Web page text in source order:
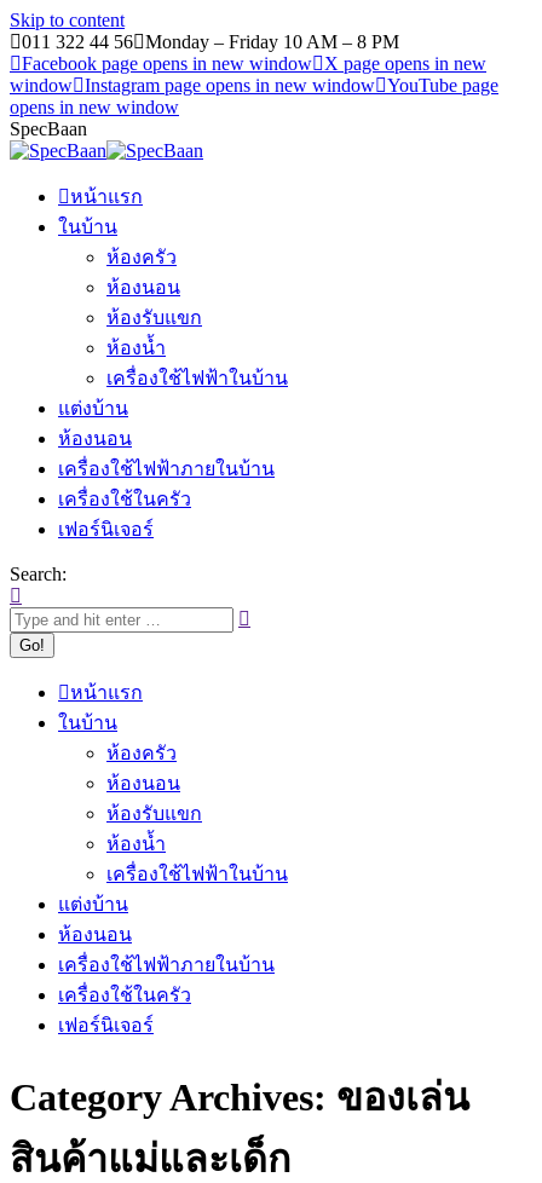
Skip to content
011 322 44 56 Monday – Friday 10 AM – 8 PM
Facebook page opens in new window
X page opens in new
window Instagram page opens in new window YouTube page
opens in new window
SpecBaan
หน้าแรก
ในบ้าน
ห้องครัว
ห้องนอน
ห้องรับแขก
ห้องน้ำ
เครื่องใช้ไฟฟ้าในบ้าน
แต่งบ้าน
ห้องนอน
เครื่องใช้ไฟฟ้าภายในบ้าน
เครื่องใช้ในครัว
เฟอร์นิเจอร์
Search:
หน้าแรก
ในบ้าน
ห้องครัว
ห้องนอน
ห้องรับแขก
ห้องน้ำ
เครื่องใช้ไฟฟ้าในบ้าน
แต่งบ้าน
ห้องนอน
เครื่องใช้ไฟฟ้าภายในบ้าน
เครื่องใช้ในครัว
เฟอร์นิเจอร์
Category Archives: ของเล่น
สินค้าแม่และเด็ก